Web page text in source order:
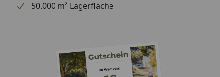
50.000 m² Lagerfläche